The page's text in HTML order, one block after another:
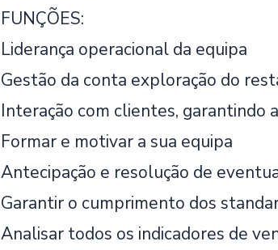
FUNÇÕES:
Liderança operacional da equipa
Gestão da conta exploração do
Interação com clientes, garantindo
Formar e motivar a sua equipa
Antecipação e resolução de
Garantir o cumprimento dos
Analisar todos os indicadores de